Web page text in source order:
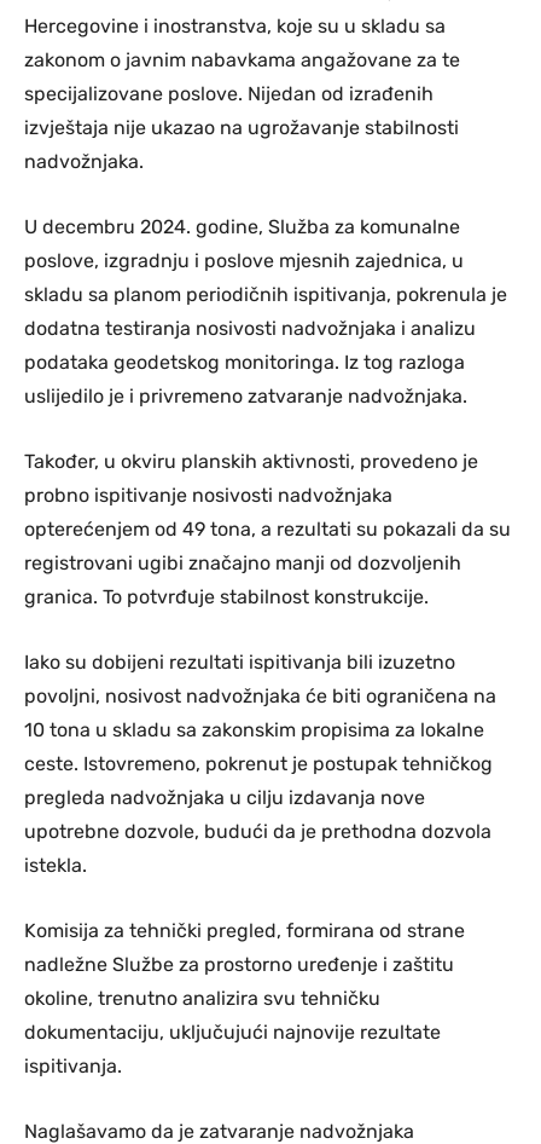
Hercegovine i inostranstva, koje su u skladu sa
zakonom o javnim nabavkama angažovane za te
specijalizovane poslove. Nijedan od izrađenih
izvještaja nije ukazao na ugrožavanje stabilnosti
nadvožnjaka.
U decembru 2024. godine, Služba za komunalne
poslove, izgradnju i poslove mjesnih zajednica, u
skladu sa planom periodičnih ispitivanja, pokrenula je
dodatna testiranja nosivosti nadvožnjaka i analizu
podataka geodetskog monitoringa. Iz tog razloga
uslijedilo je i privremeno zatvaranje nadvožnjaka.
Također, u okviru planskih aktivnosti, provedeno je
probno ispitivanje nosivosti nadvožnjaka
opterećenjem od 49 tona, a rezultati su pokazali da su
registrovani ugibi značajno manji od dozvoljenih
granica. To potvrđuje stabilnost konstrukcije.
Iako su dobijeni rezultati ispitivanja bili izuzetno
povoljni, nosivost nadvožnjaka će biti ograničena na
10 tona u skladu sa zakonskim propisima za lokalne
ceste. Istovremeno, pokrenut je postupak tehničkog
pregleda nadvožnjaka u cilju izdavanja nove
upotrebne dozvole, budući da je prethodna dozvola
istekla.
Komisija za tehnički pregled, formirana od strane
nadležne Službe za prostorno uređenje i zaštitu
okoline, trenutno analizira svu tehničku
dokumentaciju, uključujući najnovije rezultate
ispitivanja.
Naglašavamo da je zatvaranje nadvožnjaka